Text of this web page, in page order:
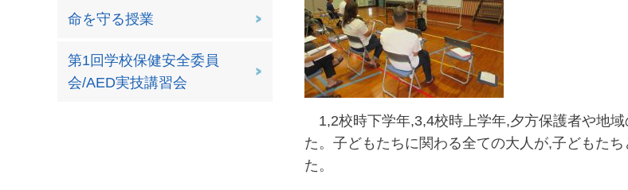
命を守る授業
第1回学校保健安全委員
会/AED実技講習会
1,2校時下学年,3,4校時上学年,夕方保護者や地
た。子どもたちに関わる全ての大人が,子どもた
た。